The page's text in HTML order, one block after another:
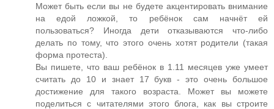
Может быть если вы не будете акцентировать внимание
на едой ложкой, то ребёнок сам начнёт ей
пользоваться? Иногда дети отказываются что-либо
делать по тому, что этого очень хотят родители (такая
форма протеста).
Вы пишете, что ваш ребёнок в 1.11 месяцев уже умеет
считать до 10 и знает 17 букв - это очень большое
достижение для такого возраста. Может вы можете
поделиться с читателями этого блога, как вы строите